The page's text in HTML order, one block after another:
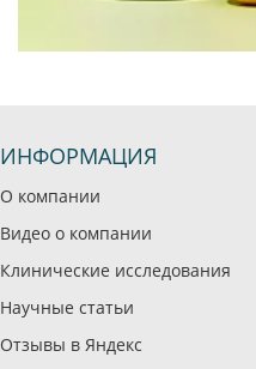
ИНФОРМАЦИЯ
О компании
Видео о компании
Клинические исследования
Научные статьи
Отзывы в Яндекс